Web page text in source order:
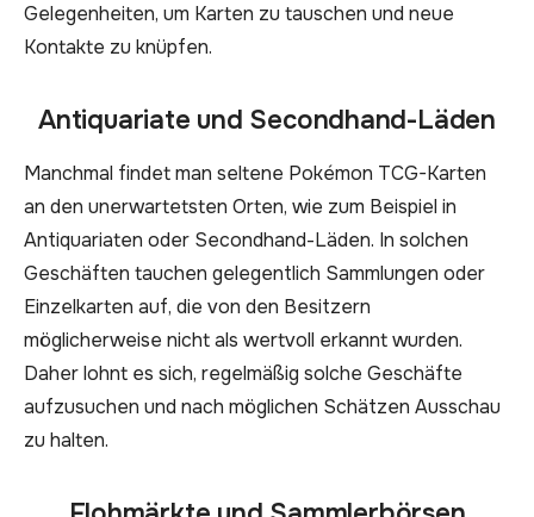
Gelegenheiten, um Karten zu tauschen und neue
Kontakte zu knüpfen.
Antiquariate und Secondhand-Läden
Manchmal findet man seltene Pokémon TCG-Karten
an den unerwartetsten Orten, wie zum Beispiel in
Antiquariaten oder Secondhand-Läden. In solchen
Geschäften tauchen gelegentlich Sammlungen oder
Einzelkarten auf, die von den Besitzern
möglicherweise nicht als wertvoll erkannt wurden.
Daher lohnt es sich, regelmäßig solche Geschäfte
aufzusuchen und nach möglichen Schätzen Ausschau
zu halten.